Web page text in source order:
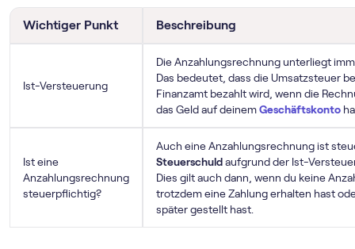
Wichtiger Punkt Beschreibung
Ist-Versteuerung
Die Anzahlungsrechnung unterliegt
Das bedeutet, dass die Umsatzsteuer
Finanzamt bezahlt wird, wenn die
das Geld auf deinemGeschäftskonto
Ist eine
Anzahlungsrechnung
steuerpflichtig?
Auch eine Anzahlungsrechnung ist
Steuerschuldaufgrund der Ist-
Dies gilt auch dann, wenn du keine
trotzdem eine Zahlung erhalten hast
später gestellt hast.